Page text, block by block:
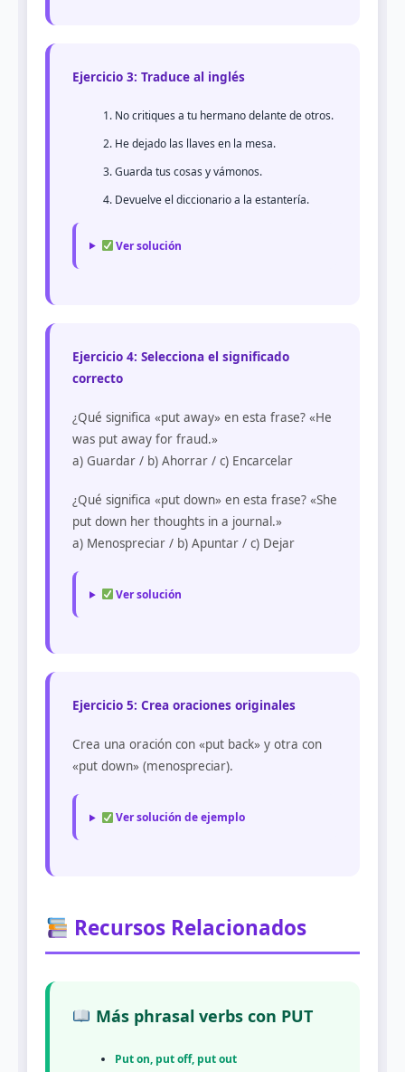
Ejercicio 3: Traduce al inglés
No critiques a tu hermano delante de otros.
He dejado las llaves en la mesa.
Guarda tus cosas y vámonos.
Devuelve el diccionario a la estantería.
Ver solución
Ejercicio 4: Selecciona el significado
correcto
¿Qué significa «put away» en esta frase? «He
was put away for fraud.»
a) Guardar / b) Ahorrar / c) Encarcelar
¿Qué significa «put down» en esta frase? «She
put down her thoughts in a journal.»
a) Menospreciar / b) Apuntar / c) Dejar
Ver solución
Ejercicio 5: Crea oraciones originales
Crea una oración con «put back» y otra con
«put down» (menospreciar).
Ver solución de ejemplo
Recursos Relacionados
Más phrasal verbs con PUT
Put on, put off, put out